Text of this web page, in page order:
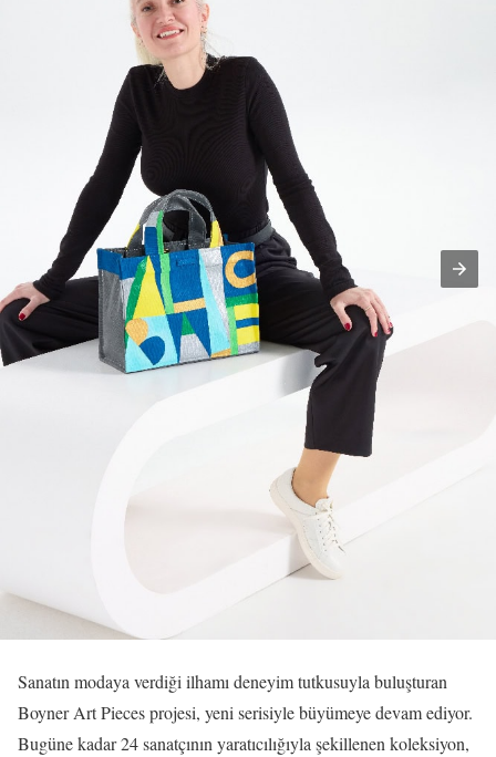
Sanatın modaya verdiği ilhamı deneyim tutkusuyla buluşturan
Boyner Art Pieces projesi, yeni serisiyle büyümeye devam ediyor.
Bugüne kadar 24 sanatçının yaratıcılığıyla şekillenen koleksiyon,